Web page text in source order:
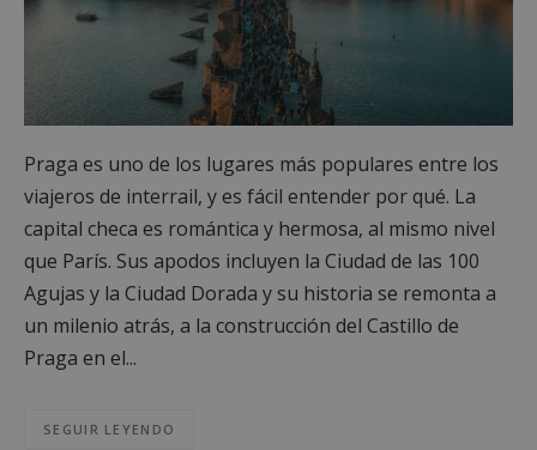
Praga es uno de los lugares más populares entre los
viajeros de interrail, y es fácil entender por qué. La
capital checa es romántica y hermosa, al mismo nivel
que París. Sus apodos incluyen la Ciudad de las 100
Agujas y la Ciudad Dorada y su historia se remonta a
un milenio atrás, a la construcción del Castillo de
Praga en el...
SEGUIR LEYENDO